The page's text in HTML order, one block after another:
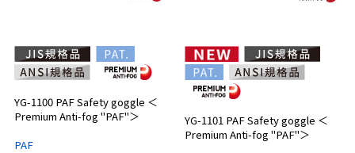
YG-1100 PAF Safety goggle ＜
Premium Anti-fog "PAF"＞
PAF
YG-1101 PAF Safety goggle ＜
Premium Anti-fog "PAF"＞